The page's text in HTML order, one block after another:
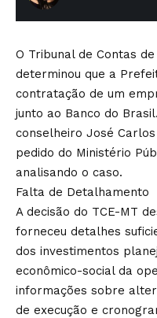
O Tribunal de Contas
determinou que a
contratação de um
junto ao Banco do
conselheiro José
pedido do Ministério
analisando o caso.
Falta de Detalhamento
A decisão do TCE-MT
forneceu detalhes
dos investimentos
econômico-social da
informações sobre
de execução e